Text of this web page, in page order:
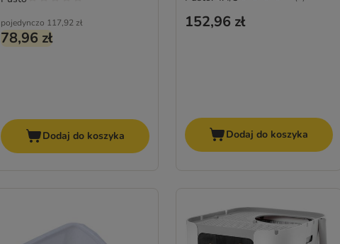
pojedynczo 117,92 zł
78,96 zł
Dodaj do koszyka
152,96 zł
Dodaj do koszyka